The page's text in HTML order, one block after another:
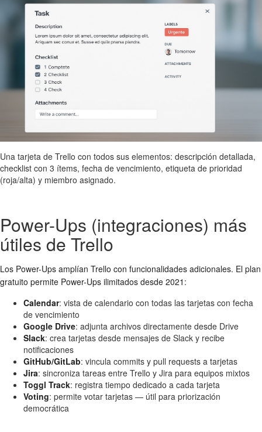
Una tarjeta de Trello con todos sus elementos: descripción detallada,
checklist con 3 ítems, fecha de vencimiento, etiqueta de prioridad
(roja/alta) y miembro asignado.
Power-Ups (integraciones) más
útiles de Trello
Los Power-Ups amplían Trello con funcionalidades adicionales. El plan
gratuito permite Power-Ups ilimitados desde 2021:
Calendar: vista de calendario con todas las tarjetas con fecha
de vencimiento
Google Drive: adjunta archivos directamente desde Drive
Slack: crea tarjetas desde mensajes de Slack y recibe
notificaciones
GitHub/GitLab: vincula commits y pull requests a tarjetas
Jira: sincroniza tareas entre Trello y Jira para equipos mixtos
Toggl Track: registra tiempo dedicado a cada tarjeta
Voting: permite votar tarjetas — útil para priorización
democrática